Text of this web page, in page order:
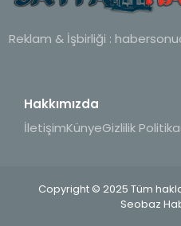
Reklam & İşbirliği :
Hakkımızda
İletişimKünyeGizlilik
Copyright © 2025 Tüm
Seobaz